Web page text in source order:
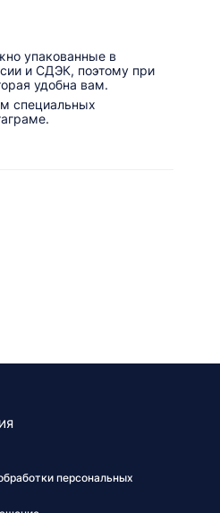
упакованные в
и СДЭК, поэтому при
удобна вам.
специальных
персональных